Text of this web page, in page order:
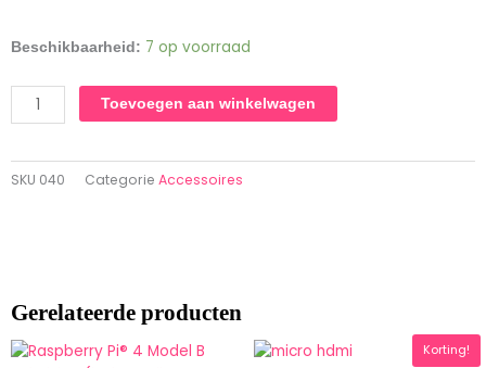
Beschikbaarheid: 7 op voorraad
HDMI
aantal
Toevoegen aan winkelwagen
SKU 040 Categorie Accessoires
Gerelateerde producten
Korting!
Oorspronkelijke
Huidige